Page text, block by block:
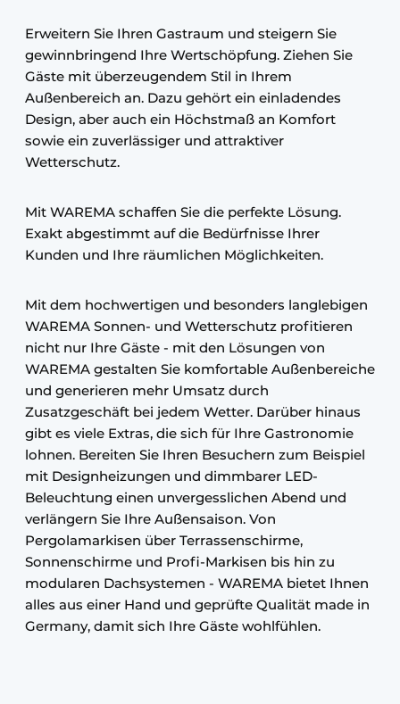
Erweitern Sie Ihren Gastraum und steigern Sie
gewinnbringend Ihre Wertschöpfung. Ziehen Sie
Gäste mit überzeugendem Stil in Ihrem
Außenbereich an. Dazu gehört ein einladendes
Design, aber auch ein Höchstmaß an Komfort
sowie ein zuverlässiger und attraktiver
Wetterschutz.
Mit WAREMA schaffen Sie die perfekte Lösung.
Exakt abgestimmt auf die Bedürfnisse Ihrer
Kunden und Ihre räumlichen Möglichkeiten.
Mit dem hochwertigen und besonders langlebigen
WAREMA Sonnen- und Wetterschutz profitieren
nicht nur Ihre Gäste - mit den Lösungen von
WAREMA gestalten Sie komfortable Außenbereiche
und generieren mehr Umsatz durch
Zusatzgeschäft bei jedem Wetter. Darüber hinaus
gibt es viele Extras, die sich für Ihre Gastronomie
lohnen. Bereiten Sie Ihren Besuchern zum Beispiel
mit Designheizungen und dimmbarer LED-
Beleuchtung einen unvergesslichen Abend und
verlängern Sie Ihre Außensaison. Von
Pergolamarkisen über Terrassenschirme,
Sonnenschirme und Profi-Markisen bis hin zu
modularen Dachsystemen - WAREMA bietet Ihnen
alles aus einer Hand und geprüfte Qualität made in
Germany, damit sich Ihre Gäste wohlfühlen.